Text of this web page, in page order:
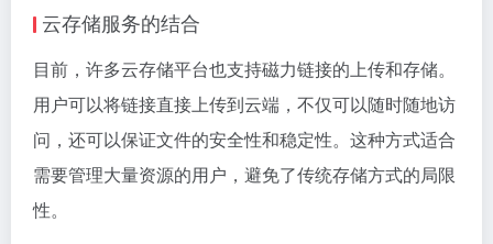
云存储服务的结合
目前，许多云存储平台也支持磁力链接的上传和存储。
用户可以将链接直接上传到云端，不仅可以随时随地访
问，还可以保证文件的安全性和稳定性。这种方式适合
需要管理大量资源的用户，避免了传统存储方式的局限
性。